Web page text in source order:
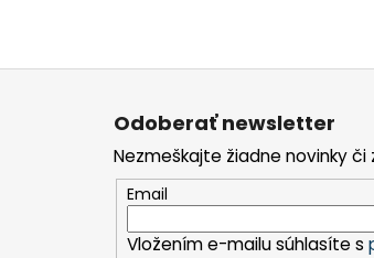
Z
Odoberať newsletter
Nezmeškajte žiadne novinky či
Email
Vložením e-mailu súhlasíte s